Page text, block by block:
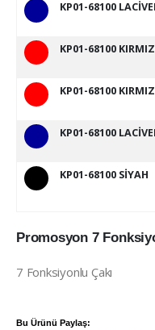
KP01-68100
KP01-68100
KP01-68100
KP01-68100
KP01-68100 SİYAH
Promosyon 7
7 Fonksiyonlu Çakı
Bu Ürünü Paylaş: